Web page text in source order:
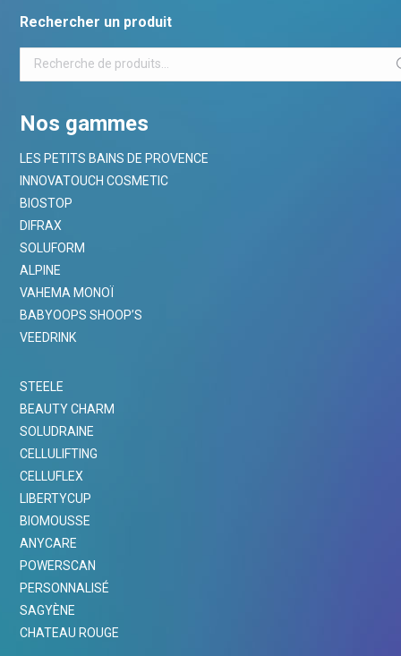
Rechercher un produit
Nos gammes
LES PETITS BAINS DE PROVENCE
INNOVATOUCH COSMETIC
BIOSTOP
DIFRAX
SOLUFORM
ALPINE
VAHEMA MONOÏ
BABYOOPS SHOOP’S
VEEDRINK
STEELE
BEAUTY CHARM
SOLUDRAINE
CELLULIFTING
CELLUFLEX
LIBERTYCUP
BIOMOUSSE
ANYCARE
POWERSCAN
PERSONNALISÉ
SAGYÈNE
CHATEAU ROUGE